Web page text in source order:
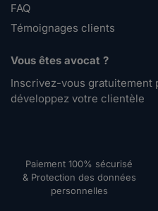
FAQ
Témoignages clients
Vous êtes avocat ?
Inscrivez-vous gratuitement
développez votre clientèle
Paiement 100% sécurisé
& Protection des données
personnelles